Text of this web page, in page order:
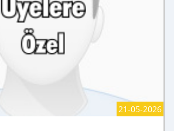
21-05-2026